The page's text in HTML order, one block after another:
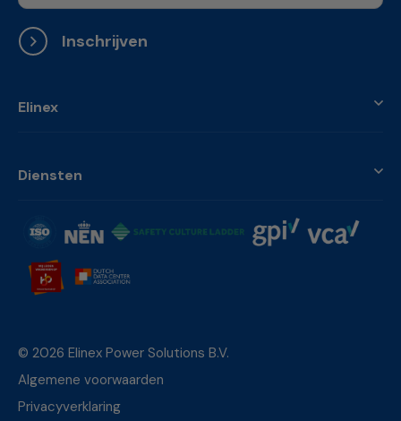
Inschrijven
Elinex
Diensten
© 2026 Elinex Power Solutions B.V.
Algemene voorwaarden
Privacyverklaring